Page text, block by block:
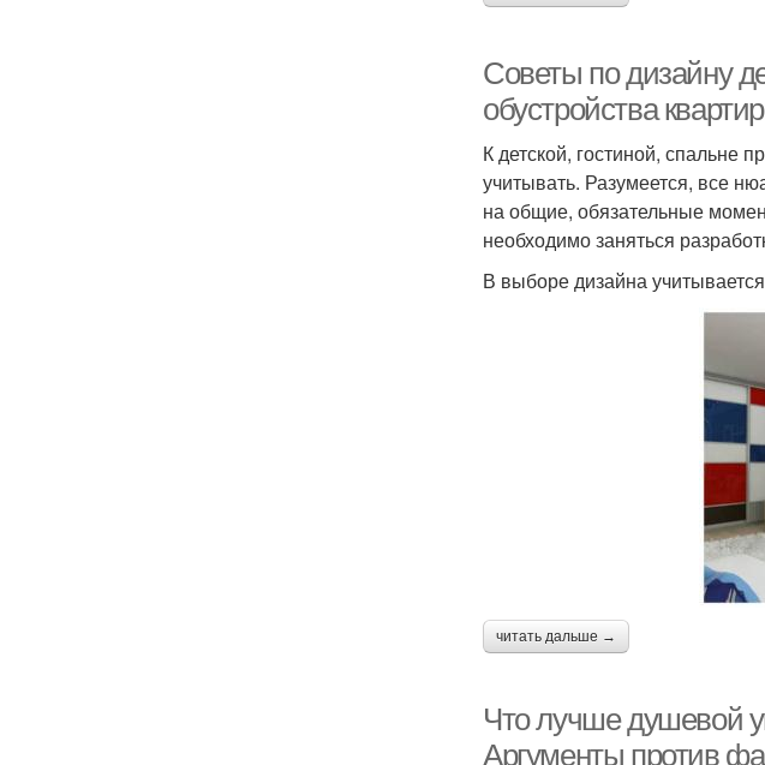
Советы по дизайну
обустройства
К детской, гостиной, спальне
учитывать. Разумеется, все
на общие, обязательные
необходимо заняться
В выборе дизайна
читать дальше →
Что лучше душевой
Аргументы против